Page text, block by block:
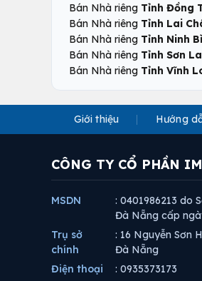
Bán Nhà riêng Tỉnh Đồng
Bán Nhà riêng Tỉnh Lai
Bán Nhà riêng Tỉnh Ninh
Bán Nhà riêng Tỉnh Sơn La
Bán Nhà riêng Tỉnh Vĩnh
Giới thiệu Hướng
CÔNG TY CỔ PHẦN
MSDN
: 0401986213 do
Đà Nẵng cấp
Trụ sở
chính
: 16 Nguyễn Sơn
Đà Nẵng
Điện thoại
: 0935373173